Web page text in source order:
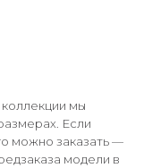
мы
Если
можно заказать —
модели в